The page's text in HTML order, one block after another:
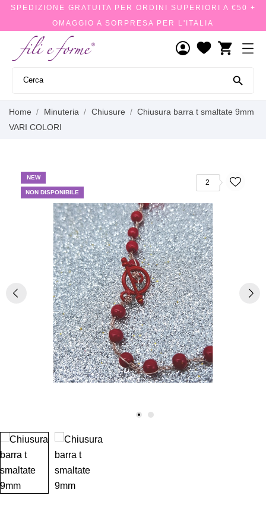
SPEDIZIONE GRATUITA PER ORDINI SUPERIORI A €50 +
OMAGGIO A SORPRESA PER L'ITALIA
shopping_cart

Home Minuteria Chiusure
Chiusura barra t smaltate 9mm
VARI COLORI
NEW
NON DISPONIBILE
2